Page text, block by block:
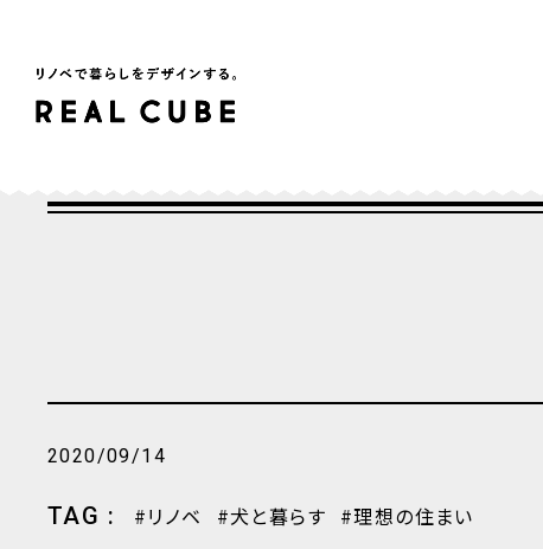
2020/09/14
TAG : リノベ 犬と暮らす 理想の住まい